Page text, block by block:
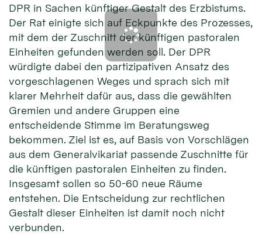
DPR in Sachen künftiger Gestalt des Erzbistums.
Der Rat einigte sich auf Eckpunkte des Prozesses,
mit dem der Zuschnitt der künftigen pastoralen
Einheiten gefunden werden soll. Der DPR
würdigte dabei den partizipativen Ansatz des
vorgeschlagenen Weges und sprach sich mit
klarer Mehrheit dafür aus, dass die gewählten
Gremien und andere Gruppen eine
entscheidende Stimme im Beratungsweg
bekommen. Ziel ist es, auf Basis von Vorschlägen
aus dem Generalvikariat passende Zuschnitte für
die künftigen pastoralen Einheiten zu finden.
Insgesamt sollen so 50-60 neue Räume
entstehen. Die Entscheidung zur rechtlichen
Gestalt dieser Einheiten ist damit noch nicht
verbunden.